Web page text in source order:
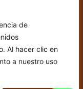
de
Al hacer clic en
a nuestro uso
Informatika